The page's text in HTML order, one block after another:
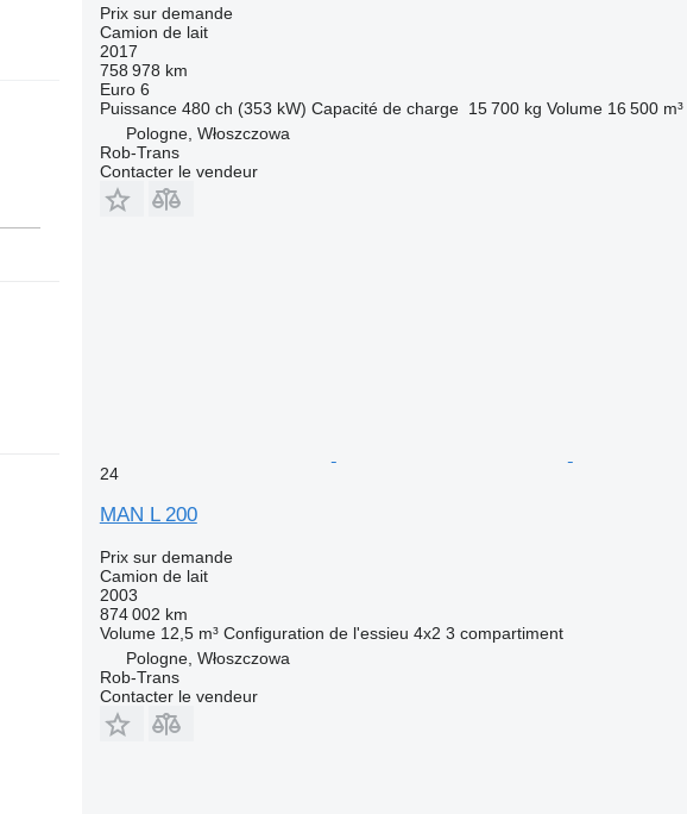
Prix sur demande
Camion de lait
2017
758 978 km
Euro 6
Puissance 480 ch (353 kW) Capacité de charge 15 700 kg Volume 16 500 m³
Pologne, Włoszczowa
Rob-Trans
Contacter le vendeur
24
MAN L 200
Prix sur demande
Camion de lait
2003
874 002 km
Volume 12,5 m³ Configuration de l'essieu 4x2 3 compartiment
Pologne, Włoszczowa
Rob-Trans
Contacter le vendeur